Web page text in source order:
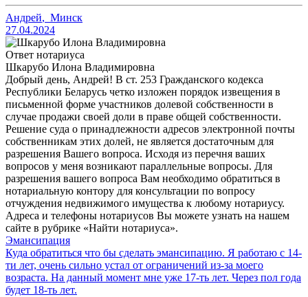
Андрей, Минск
27.04.2024
Ответ нотариуса
Шкарубо Илона Владимировна
Добрый день, Андрей! В ст. 253 Гражданского кодекса
Республики Беларусь четко изложен порядок извещения в
письменной форме участников долевой собственности в
случае продажи своей доли в праве общей собственности.
Решение суда о принадлежности адресов электронной почты
собственникам этих долей, не является достаточным для
разрешения Вашего вопроса. Исходя из перечня ваших
вопросов у меня возникают параллельные вопросы. Для
разрешения вашего вопроса Вам необходимо обратиться в
нотариальную контору для консультации по вопросу
отчуждения недвижимого имущества к любому нотариусу.
Адреса и телефоны нотариусов Вы можете узнать на нашем
сайте в рубрике «Найти нотариуса».
Эмансипация
Куда обратиться что бы сделать эмансипацию. Я работаю с 14-
ти лет, очень сильно устал от ограничений из-за моего
возраста. На данный момент мне уже 17-ть лет. Через пол года
будет 18-ть лет.